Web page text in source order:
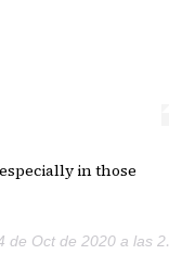
in those
de Oct de 2020 a las 2:12 PDT